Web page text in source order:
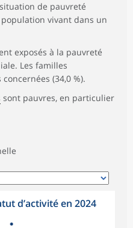
de pauvreté
vivant dans un
exposés à la pauvreté
Les familles
(34,0 %).
sont pauvres, en particulier
d’activité en 2024